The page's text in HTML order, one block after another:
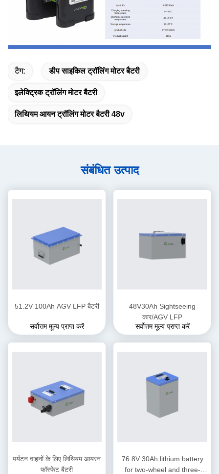
टैग: डीप साइकिल ट्रॉलिंग मोटर बैटरी
इलेक्ट्रिक ट्रॉलिंग मोटर बैटरी
लिथियम आयन ट्रॉलिंग मोटर बैटरी 48v
संबंधित उत्पाद
51.2V 100Ah AGV LFP बैटरी
सर्वोत्तम मूल्य प्राप्त करें
48V30Ah Sightseeing
कार/AGV LFP
सर्वोत्तम मूल्य प्राप्त करें
पर्यटन वाहनों के लिए लिथियम आयरन
फॉस्फेट बैटरी
76.8V 30Ah lithium battery
for two-wheel and three-